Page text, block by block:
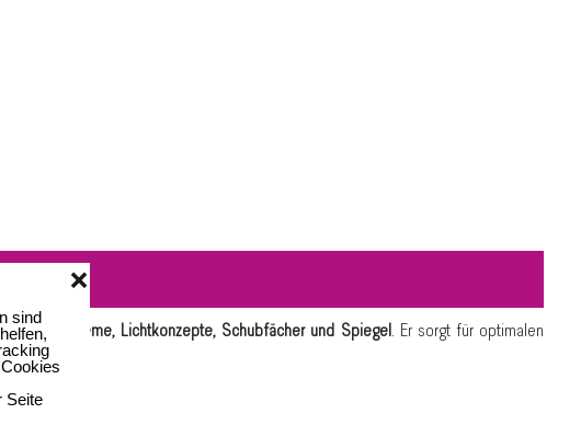
sind
Seite
❌
Liftsysteme, Lichtkonzepte, Schubfächer und Spiegel. Er sorgt für optimalen